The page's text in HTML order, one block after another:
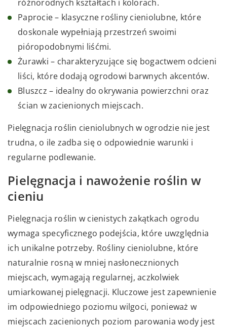
różnorodnych kształtach i kolorach.
Paprocie – klasyczne rośliny cieniolubne, które
doskonale wypełniają przestrzeń swoimi
pióropodobnymi liśćmi.
Żurawki – charakteryzujące się bogactwem odcieni
liści, które dodają ogrodowi barwnych akcentów.
Bluszcz – idealny do okrywania powierzchni oraz
ścian w zacienionych miejscach.
Pielęgnacja roślin cieniolubnych w ogrodzie nie jest
trudna, o ile zadba się o odpowiednie warunki i
regularne podlewanie.
Pielęgnacja i nawożenie roślin w
cieniu
Pielęgnacja roślin w cienistych zakątkach ogrodu
wymaga specyficznego podejścia, które uwzględnia
ich unikalne potrzeby. Rośliny cieniolubne, które
naturalnie rosną w mniej nasłonecznionych
miejscach, wymagają regularnej, aczkolwiek
umiarkowanej pielęgnacji. Kluczowe jest zapewnienie
im odpowiedniego poziomu wilgoci, ponieważ w
miejscach zacienionych poziom parowania wody jest